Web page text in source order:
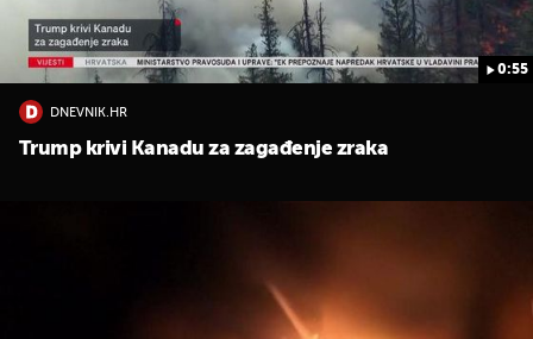
0:55
DNEVNIK.HR
Trump krivi Kanadu za zagađenje zraka